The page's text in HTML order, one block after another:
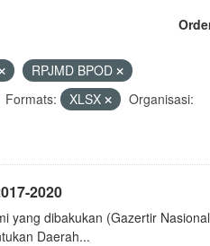
RPJMD BPOD
Formats: XLSX
Organisasi:
2020
yang dibakukan (Gazertir
Daerah...